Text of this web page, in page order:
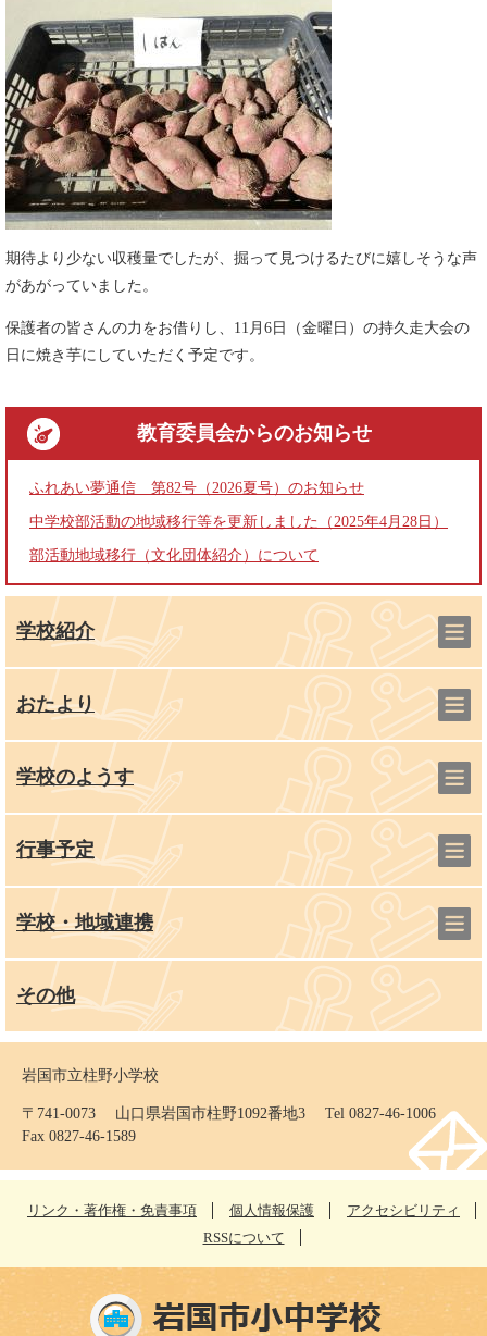
期待より少ない収穫量でしたが、掘って見つけるたびに嬉しそうな声
があがっていました。
保護者の皆さんの力をお借りし、11月6日（金曜日）の持久走大会の
日に焼き芋にしていただく予定です。
教育委員会からのお知らせ
ふれあい夢通信 第82号（2026夏号）のお知らせ
中学校部活動の地域移行等を更新しました（2025年4月28日）
部活動地域移行（文化団体紹介）について
学校紹介
おたより
学校のようす
行事予定
学校・地域連携
その他
岩国市立柱野小学校
〒741-0073 山口県岩国市柱野1092番地3 Tel 0827-46-1006
Fax 0827-46-1589
リンク・著作権・免責事項 個人情報保護
アクセシビリティ
RSSについて